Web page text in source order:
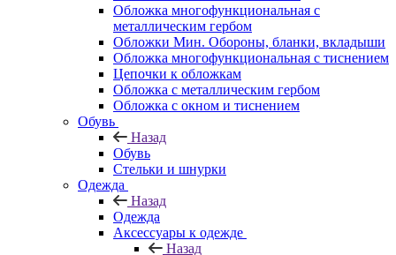
Обложка многофункциональная с
металлическим гербом
Обложки Мин. Обороны, бланки, вкладыши
Обложка многофункциональная с тиснением
Цепочки к обложкам
Обложка с металлическим гербом
Обложка с окном и тиснением
Обувь
Назад
Обувь
Стельки и шнурки
Одежда
Назад
Одежда
Аксессуары к одежде
Назад